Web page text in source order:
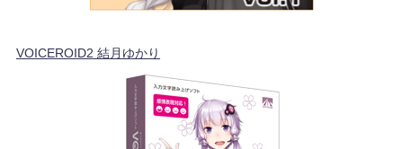
VOICEROID2 結月ゆかり